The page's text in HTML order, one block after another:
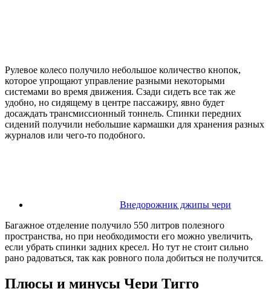
Рулевое колесо получило небольшое количество кнопок,
которое упрощают управление разными некоторыми
системами во время движения. Сзади сидеть все так же
удобно, но сидящему в центре пассажиру, явно будет
досаждать трансмиссионный тоннель. Спинки передних
сидений получили небольшие кармашки для хранения разных
журналов или чего-то подобного.
Внедорожник джипы чери
Багажное отделение получило 550 литров полезного
пространства, но при необходимости его можно увеличить,
если убрать спинки задних кресел. Но тут не стоит сильно
рано радоваться, так как ровного пола добиться не получится.
Плюсы и минусы Чери Тигго